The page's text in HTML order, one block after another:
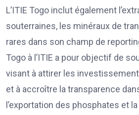
L’ITIE Togo inclut également
souterraines, les minéraux de
rares dans son champ de
Togo à l’ITIE a pour objectif de
visant à attirer les
et à accroître la transparence
l’exportation des phosphates et